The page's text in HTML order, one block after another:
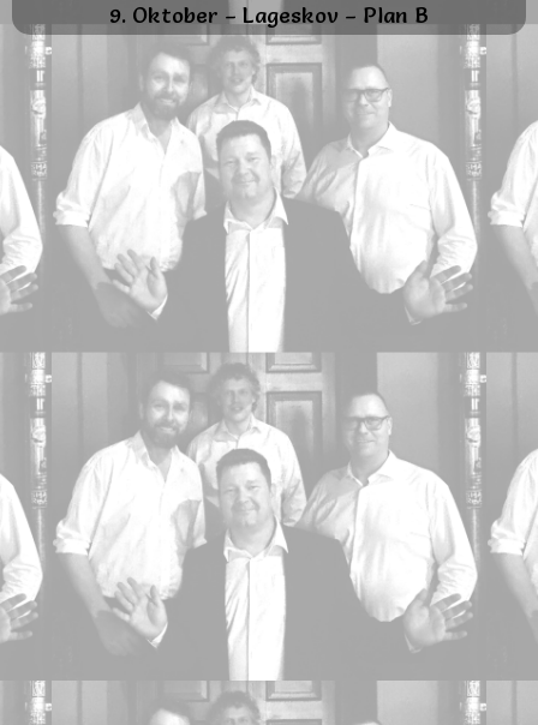
9. Oktober – Lageskov – Plan B